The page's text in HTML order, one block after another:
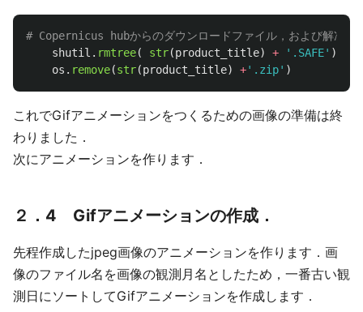
shutil . rmtree( str(product_title) + ' .SAFE' )
os . remove(str(product_title) +' .zip' )
これでGifアニメーションをつくるための画像の準備は終
わりました．
次にアニメーションを作ります．
２．4 Gifアニメーションの作成．
先程作成したjpeg画像のアニメーションを作ります．画
像のファイル名を画像の観測月名としたため，一番古い観
測日にソートしてGifアニメーションを作成します．